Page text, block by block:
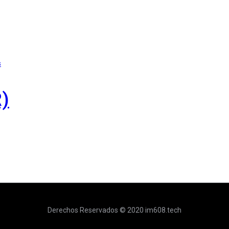
Derechos Reservados © 2020 im608.tech